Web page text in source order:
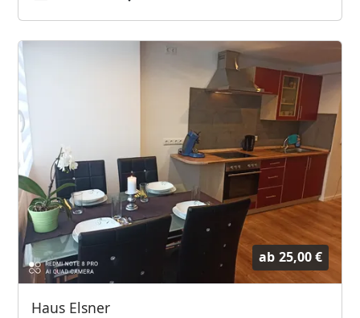
ab 25,00 €
Haus Elsner